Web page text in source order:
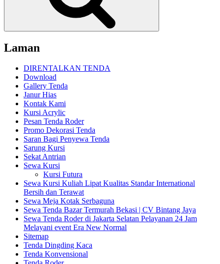
Laman
DIRENTALKAN TENDA
Download
Gallery Tenda
Janur Hias
Kontak Kami
Kursi Acrylic
Pesan Tenda Roder
Promo Dekorasi Tenda
Saran Bagi Penyewa Tenda
Sarung Kursi
Sekat Antrian
Sewa Kursi
Kursi Futura
Sewa Kursi Kuliah Lipat Kualitas Standar International
Bersih dan Terawat
Sewa Meja Kotak Serbaguna
Sewa Tenda Bazar Termurah Bekasi | CV Bintang Jaya
Sewa Tenda Roder di Jakarta Selatan Pelayanan 24 Jam
Melayani event Era New Normal
Sitemap
Tenda Dingding Kaca
Tenda Konvensional